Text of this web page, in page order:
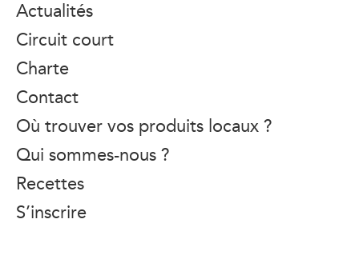
Actualités
Circuit court
Charte
Contact
Où trouver vos produits locaux ?
Qui sommes-nous ?
Recettes
S’inscrire